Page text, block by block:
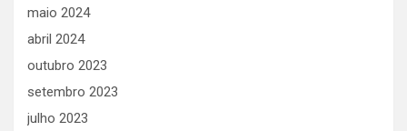
maio 2024
abril 2024
outubro 2023
setembro 2023
julho 2023